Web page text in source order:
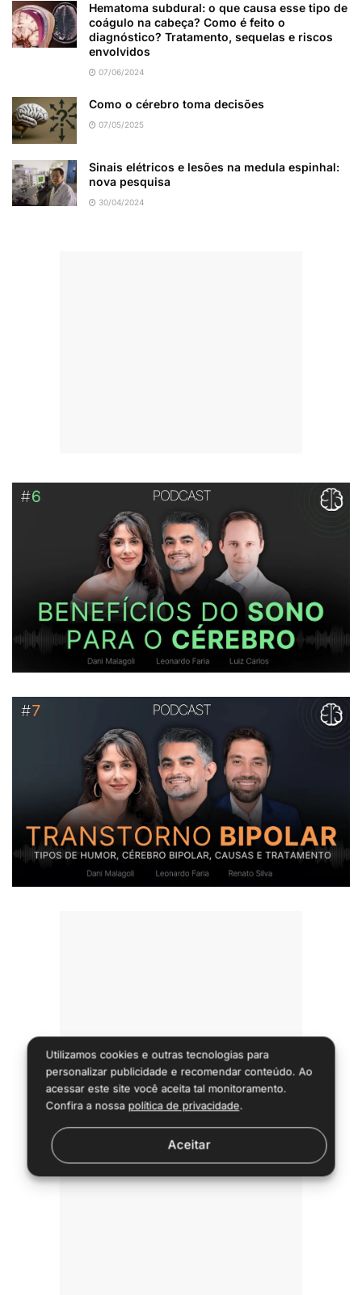
Utilizamos cookies e outras tecnologias para
personalizar publicidade e recomendar conteúdo. Ao
acessar este site você aceita tal monitoramento.
Confira a nossa política de privacidade.
Aceitar
Hematoma subdural: o que causa esse tipo de
coágulo na cabeça? Como é feito o
diagnóstico? Tratamento, sequelas e riscos
envolvidos
07/06/2024
Como o cérebro toma decisões
07/05/2025
Sinais elétricos e lesões na medula espinhal:
nova pesquisa
30/04/2024